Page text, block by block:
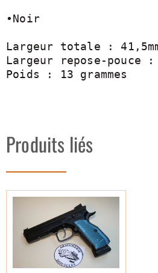
•Noir
Largeur totale :
Largeur repose-pouce :
Poids : 13 grammes
Produits liés